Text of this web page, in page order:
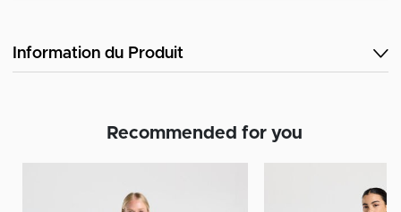
Information du Produit
Recommended for you